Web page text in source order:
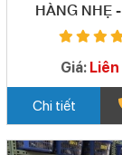
HÀNG NHẸ
Giá:
Chi tiết